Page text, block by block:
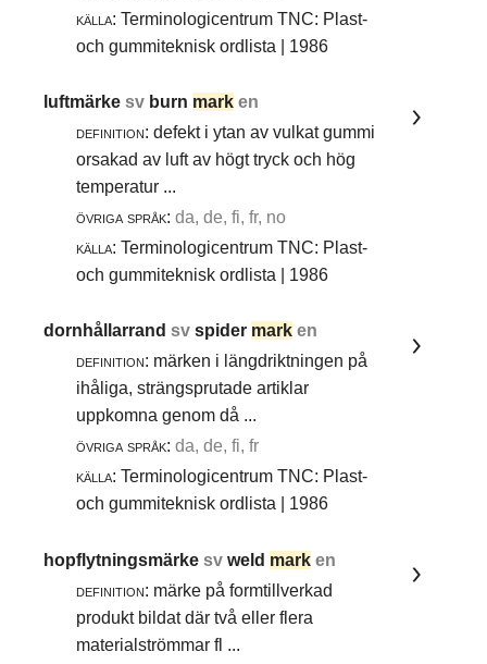
källa: Terminologicentrum TNC: Plast-
och gummiteknisk ordlista | 1986
luftmärkesv burn mark en
definition: defekt i ytan av vulkat gummi
orsakad av luft av högt tryck och hög
temperatur ...
övriga språk: da, de, fi, fr, no
källa: Terminologicentrum TNC: Plast-
och gummiteknisk ordlista | 1986
dornhållarrandsvspider mark en
definition: märken i längdriktningen på
ihåliga, strängsprutade artiklar
uppkomna genom då ...
övriga språk: da, de, fi, fr
källa: Terminologicentrum TNC: Plast-
och gummiteknisk ordlista | 1986
hopflytningsmärkesvweld mark en
definition: märke på formtillverkad
produkt bildat där två eller flera
materialströmmar fl ...